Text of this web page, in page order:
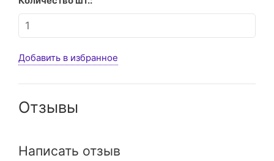
Добавить в избранное
Отзывы
Написать отзыв